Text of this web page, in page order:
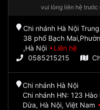
vui lòng liên hệ trước
Chi nhánh Hà Nội
38 phố Bạch
,Hà Nội
Liên hệ
0585215215
Chi nhánh Hà Nội
Chi nhánh HN: 123
Dừa, Hà Nội, Việt Nam